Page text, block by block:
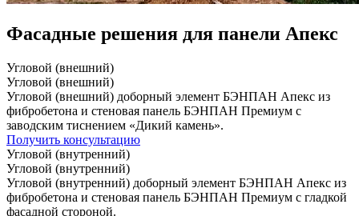
Фасадные решения для панели Апекс
Угловой (внешний)
Угловой (внешний)
Угловой (внешний) доборный элемент БЭНПАН Апекс из
фибробетона и стеновая панель БЭНПАН Премиум с
заводским тиснением «Дикий камень».
Получить консультацию
Угловой (внутренний)
Угловой (внутренний)
Угловой (внутренний) доборный элемент БЭНПАН Апекс из
фибробетона и стеновая панель БЭНПАН Премиум с гладкой
фасадной стороной.